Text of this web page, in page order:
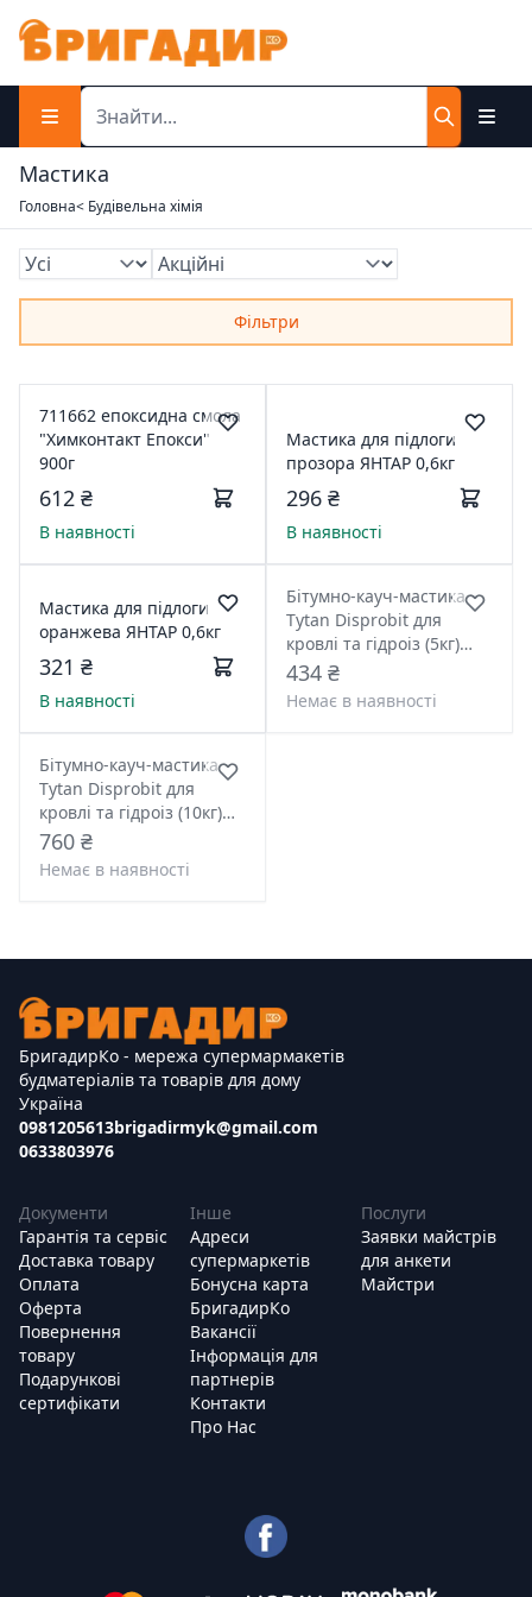
Мастика
Головна< Будівельна хімія
Фільтри
711662 епоксидна смола
"Химконтакт Епокси"
900г
612 ₴
В наявності
Мастика для підлоги
прозора ЯНТАР 0,6кг
296 ₴
В наявності
Мастика для підлоги
оранжева ЯНТАР 0,6кг
321 ₴
В наявності
Бітумно-кауч-мастика
Tytan Disprobit для
кровлі та гідроіз (5кг)
чорна
434 ₴
Немає в наявності
Бітумно-кауч-мастика
Tytan Disprobit для
кровлі та гідроіз (10кг)
чорна
760 ₴
Немає в наявності
БригадирКо - мережа супермармакетів
будматеріалів та товарів для дому
Україна
0981205613
0633803976
brigadirmyk@gmail.com
Документи
Гарантія та сервіс
Доставка товару
Оплата
Оферта
Повернення
товару
Подарункові
сертифікати
Інше
Адреси
супермаркетів
Бонусна карта
БригадирКо
Вакансії
Інформація для
партнерів
Контакти
Про Нас
Послуги
Заявки майстрів
для анкети
Майстри